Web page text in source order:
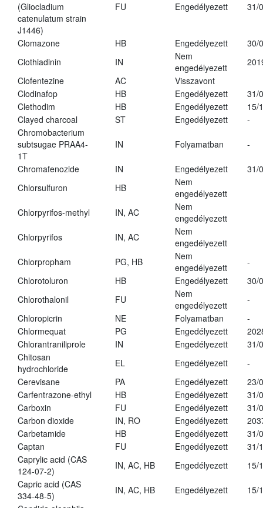
(Gliocladium
catenulatum strain
J1446)
FU Engedélyezett 31/
Clomazone HB Engedélyezett
30/
Clothiadinin
IN
Nem
engedélyezett
Clofentezine
AC
Visszavont
Clodinafop
HB Engedélyezett
31/
Clethodim
HB Engedélyezett
15/
Clayed charcoal
ST Engedélyezett
-
Chromobacterium
subtsugae PRAA4-
1T
IN Folyamatban -
Chromafenozide IN Engedélyezett
31/
Chlorsulfuron
HB
Nem
engedélyezett
Chlorpyrifos-methyl
IN, AC
Nem
engedélyezett
Chlorpyrifos
IN, AC
Nem
engedélyezett
Chlorpropham
PG, HB
Nem
engedélyezett
-
Chlorotoluron
HB Engedélyezett
30/
Chlorothalonil
FU
Nem
engedélyezett
-
Chloropicrin
NE Folyamatban
-
Chlormequat
PG Engedélyezett
Chlorantraniliprole
IN Engedélyezett
31/
Chitosan
hydrochloride
EL Engedélyezett
-
Cerevisane
PA Engedélyezett
23/
Carfentrazone-ethyl
HB Engedélyezett
31/
Carboxin
FU Engedélyezett
31/
Carbon dioxide
IN, RO Engedélyezett
Carbetamide
HB Engedélyezett
31/
Captan
FU Engedélyezett
31/
Caprylic acid (CAS
124-07-2)
IN, AC, HB Engedélyezett
15/
Capric acid (CAS
334-48-5)
IN, AC, HB Engedélyezett
15/